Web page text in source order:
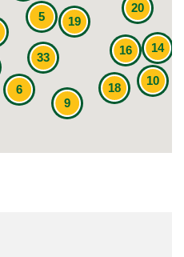
33
9
18
20
10
16
19
14
6
5